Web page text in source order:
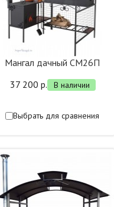
Мангал дачный СМ26П
37 200 р.
В наличии
Выбрать для сравнения